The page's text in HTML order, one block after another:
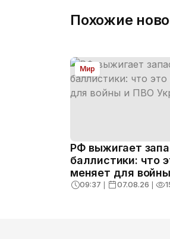
Похожие
Мир
РФ выжигает
баллистики: что
меняет для
Украины
09:37 ❘ 07.08.26 ❘